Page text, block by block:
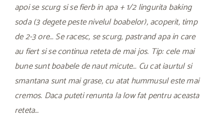
apoi se scurg si se fierb in apa + 1/2 lingurita baking
soda (3 degete peste nivelul boabelor), acoperit, timp
de 2-3 ore… Se racesc, se scurg, pastrand apa in care
au fiert si se continua reteta de mai jos. Tip: cele mai
bune sunt boabele de naut micute… Cu cat iaurtul si
smantana sunt mai grase, cu atat hummusul este mai
cremos. Daca puteti renunta la low fat pentru aceasta
reteta…